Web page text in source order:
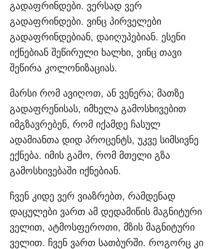
გადაფრინდები. ვერსად ვერ
გადაფრინდები. ვინც პირველები
გადაფრინდებიან, დაიღუპებიან. ესენი
იქნებიან შეწირული ხალხი, ვინც თავი
შეწირა კოლონიზაციას.
მარსი რომ ავიღოთ, ან ვენერა; მათზე
გადაფრენისას, იმხელა გამოსხივებით
იმგზავრებენ, რომ იქამდე ჩასულ
ადამიანთა დიდ პროცენტს, უკვე სიმსივნე
ექნება. იმის გამო, რომ მთელი გზა
გამოსხივებაში იქნებიან.
ჩვენ კიდე ვერ ვიაზრებთ, რამდენად
დაცულები ვართ ამ დედამიწის მაგნიტური
ველით, ატმოსფეროთი, მზის მაგნიტური
ველით. ჩვენ ვართ სათბურში. როგორც კი